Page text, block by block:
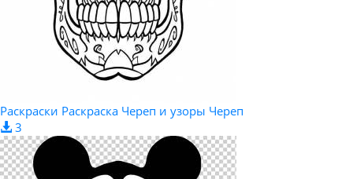
Раскраски Раскраска Череп и узоры Череп
3